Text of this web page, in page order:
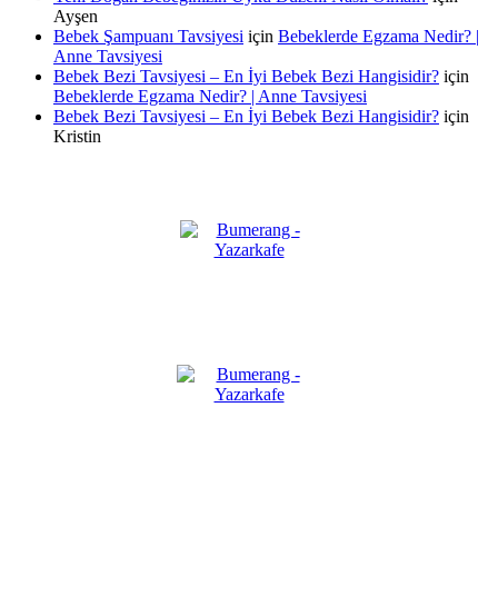
Ayşen
Bebek Şampuanı Tavsiyesi için Bebeklerde Egzama Nedir? |
Anne Tavsiyesi
Bebek Bezi Tavsiyesi – En İyi Bebek Bezi Hangisidir? için
Bebeklerde Egzama Nedir? | Anne Tavsiyesi
Bebek Bezi Tavsiyesi – En İyi Bebek Bezi Hangisidir? için
Kristin